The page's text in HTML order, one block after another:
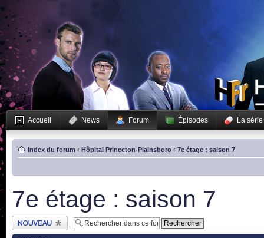
Accueil News Forum Épisodes La série
Index du forum ‹ Hôpital Princeton-Plainsboro ‹ 7e étage : saison 7
7e étage : saison 7
Publier un nouveau
sujet